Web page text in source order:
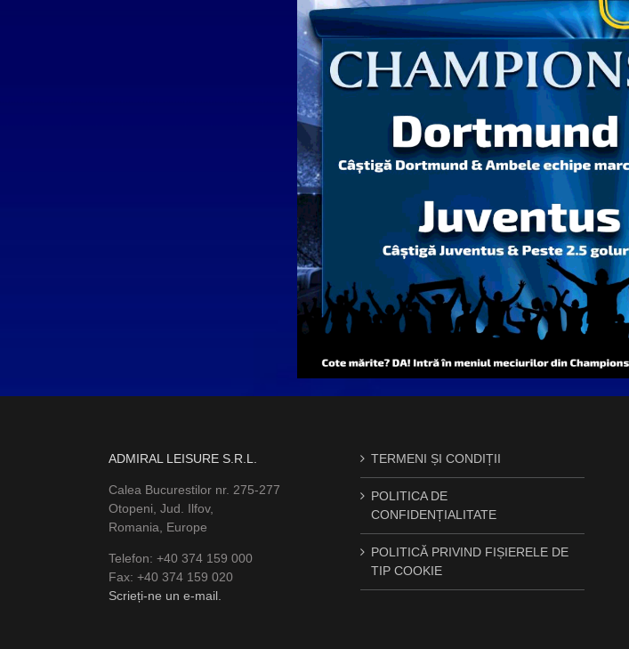
ADMIRAL LEISURE S.R.L.
Calea Bucurestilor nr. 275-277
Otopeni, Jud. Ilfov,
Romania, Europe
Telefon: +40 374 159 000
Fax: +40 374 159 020
Scrieți-ne un e-mail.
TERMENI ȘI CONDIȚII
POLITICA DE
CONFIDENȚIALITATE
POLITICĂ PRIVIND FIȘIERELE DE
TIP COOKIE